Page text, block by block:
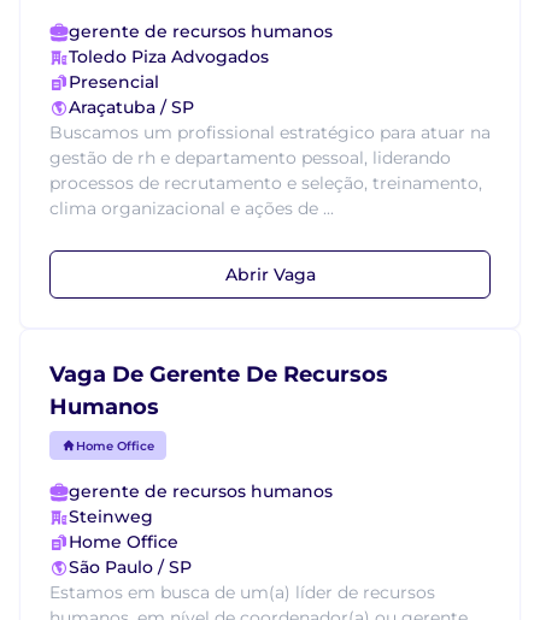
gerente de recursos humanos
Toledo Piza Advogados
Presencial
Araçatuba / SP
Buscamos um profissional estratégico para atuar na
gestão de rh e departamento pessoal, liderando
processos de recrutamento e seleção, treinamento,
clima organizacional e ações de ...
Abrir Vaga
Vaga De Gerente De Recursos
Humanos
Home Office
gerente de recursos humanos
Steinweg
Home Office
São Paulo / SP
Estamos em busca de um(a) líder de recursos